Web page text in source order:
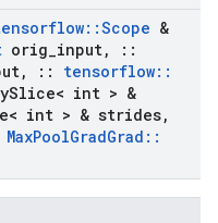
::Scope &
orig input,
::
, :: tensorflow::
Slice< int > &
int > & strides,
MaxPoolGradGrad ::